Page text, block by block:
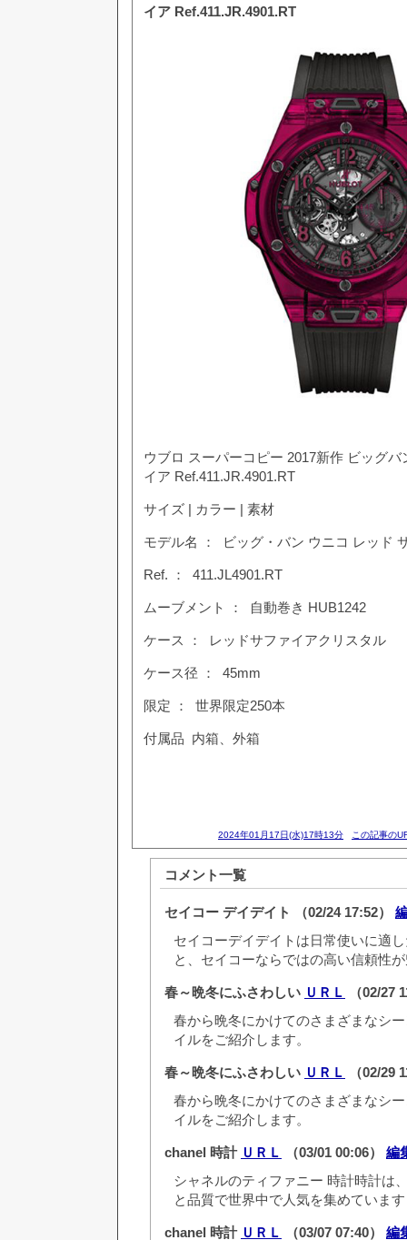
イア Ref.411.JR.4901.RT
ウブロ スーパーコピー 2017新作 ビッグ
イア Ref.411.JR.4901.RT
サイズ | カラー | 素材
モデル名 ： ビッグ・バン ウニコ レッド
Ref. ： 411.JL4901.RT
ムーブメント ： 自動巻き HUB1242
ケース ： レッドサファイアクリスタル
ケース径 ： 45mm
限定 ： 世界限定250本
付属品 内箱、外箱
2024年01月17日(水)17時13分 この記事の
コメント一覧
セイコー デイデイト （02/24 17:52）
セイコーデイデイトは日常使いに適
と、セイコーならではの高い信頼性
春～晩冬にふさわしい ＵＲＬ
（02/27
春から晩冬にかけてのさまざまなシ
イルをご紹介します。
春～晩冬にふさわしい ＵＲＬ
（02/29
春から晩冬にかけてのさまざまなシ
イルをご紹介します。
chanel 時計 ＵＲＬ （03/01 00:06） 編
シャネルのティファニー 時計時計は
と品質で世界中で人気を集めています
chanel 時計 ＵＲＬ （03/07 07:40） 編